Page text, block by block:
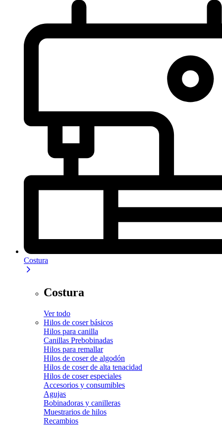
Costura
Costura
Ver todo
Hilos de coser básicos
Hilos para canilla
Canillas Prebobinadas
Hilos para remallar
Hilos de coser de algodón
Hilos de coser de alta tenacidad
Hilos de coser especiales
Accesorios y consumibles
Agujas
Bobinadoras y canilleras
Muestrarios de hilos
Recambios